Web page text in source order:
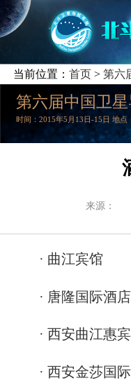
当前位置： 首页> 第六
第六届中国卫
时间：2015年5月13日-15日 地点
来源：
· 曲江宾馆
· 唐隆国际酒店
· 西安曲江惠宾
· 西安金莎国际